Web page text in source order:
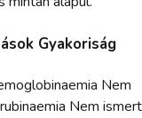
Gyakoriság
Nem
Nem ismert